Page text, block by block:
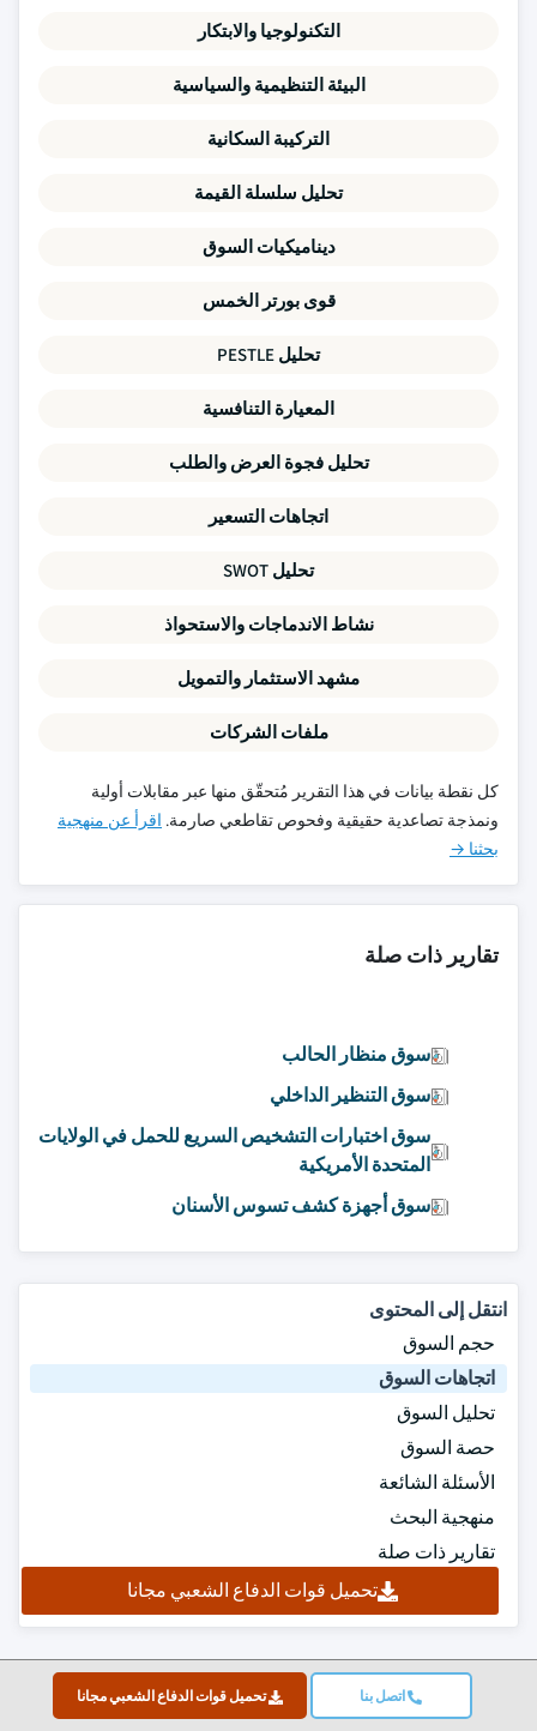
اتصل بنا تحميل قوات الدفاع الشعبي مجانا
التكنولوجيا والابتكار
البيئة التنظيمية والسياسية
التركيبة السكانية
تحليل سلسلة القيمة
ديناميكيات السوق
قوى بورتر الخمس
تحليل PESTLE
المعيارة التنافسية
تحليل فجوة العرض والطلب
اتجاهات التسعير
تحليل SWOT
نشاط الاندماجات والاستحواذ
مشهد الاستثمار والتمويل
ملفات الشركات
كل نقطة بيانات في هذا التقرير مُتحقّق منها عبر مقابلات أولية
ونمذجة تصاعدية حقيقية وفحوص تقاطعي صارمة. اقرأ عن منهجية
بحثنا →
تقارير ذات صلة
سوق منظار الحالب
سوق التنظير الداخلي
سوق اختبارات التشخيص السريع للحمل في الولايات
المتحدة الأمريكية
سوق أجهزة كشف تسوس الأسنان
انتقل إلى المحتوى
حجم السوق
اتجاهات السوق
تحليل السوق
حصة السوق
الأسئلة الشائعة
منهجية البحث
تقارير ذات صلة
تحميل قوات الدفاع الشعبي مجانا